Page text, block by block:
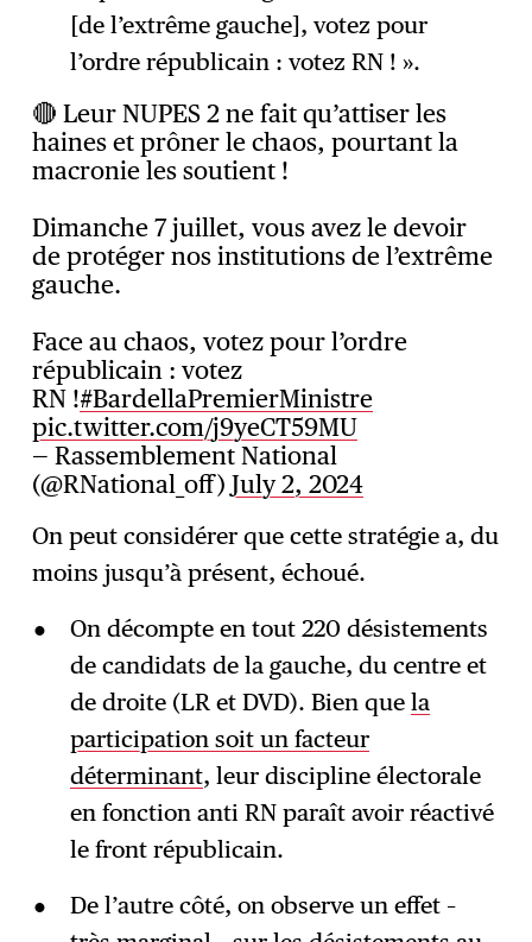
[de l’extrême gauche], votez pour
l’ordre républicain : votez RN ! ».
🔴 Leur NUPES 2 ne fait qu’attiser les
haines et prôner le chaos, pourtant la
macronie les soutient !
Dimanche 7 juillet, vous avez le devoir
de protéger nos institutions de l’extrême
gauche.
Face au chaos, votez pour l’ordre
républicain : votez
RN !#BardellaPremierMinistre
pic.twitter.com/j9yeCT59MU
— Rassemblement National
(@RNational_off)July 2, 2024
On peut considérer que cette stratégie a, du
moins jusqu’à présent, échoué.
On décompte en tout 220 désistements
de candidats de la gauche, du centre et
de droite (LR et DVD). Bien que la
participation soit un facteur
déterminant, leur discipline électorale
en fonction anti RN paraît avoir réactivé
le front républicain.
De l’autre côté, on observe un effet –